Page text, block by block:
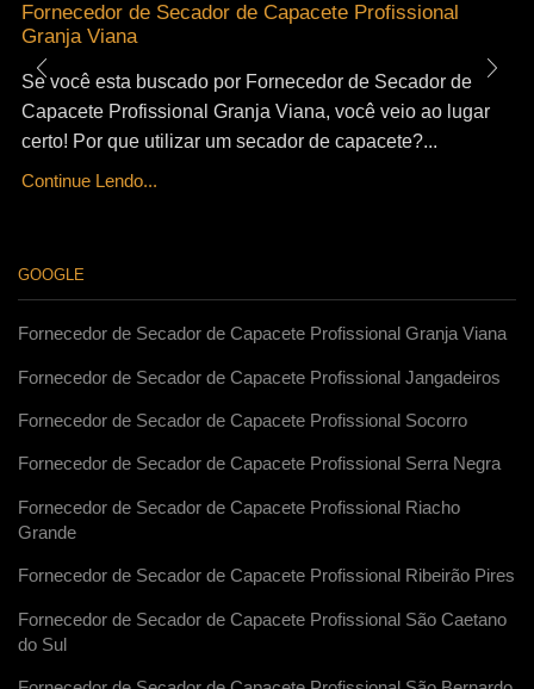
Fornecedor de Secador de Capacete Profissional
Granja Viana
Se você esta buscado por Fornecedor de Secador de
Capacete Profissional Granja Viana, você veio ao lugar
certo! Por que utilizar um secador de capacete?...
Continue Lendo...
GOOGLE
Fornecedor de Secador de Capacete Profissional Granja Viana
Fornecedor de Secador de Capacete Profissional Jangadeiros
Fornecedor de Secador de Capacete Profissional Socorro
Fornecedor de Secador de Capacete Profissional Serra Negra
Fornecedor de Secador de Capacete Profissional Riacho
Grande
Fornecedor de Secador de Capacete Profissional Ribeirão Pires
Fornecedor de Secador de Capacete Profissional São Caetano
do Sul